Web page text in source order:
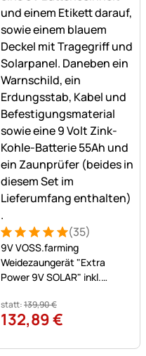
Bewertung: 5 von 5 (35
35 Bewertungen
(35)
9V VOSS.farming
Weidezaungerät "Extra
Power 9V SOLAR" inkl.
statt:139,90€
132,89€